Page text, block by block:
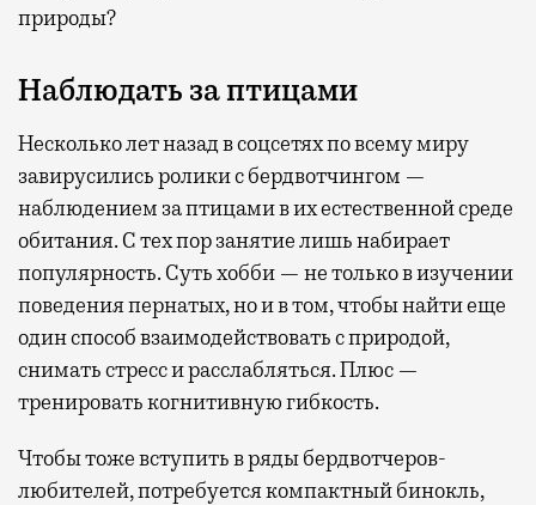
природы?
Наблюдать за птицами
Несколько лет назад в соцсетях по всему миру
завирусились ролики с бердвотчингом —
наблюдением за птицами в их естественной среде
обитания. С тех пор занятие лишь набирает
популярность. Суть хобби — не только в изучении
поведения пернатых, но и в том, чтобы найти еще
один способ взаимодействовать с природой,
снимать стресс и расслабляться. Плюс —
тренировать когнитивную гибкость.
Чтобы тоже вступить в ряды бердвотчеров-
любителей, потребуется компактный бинокль,